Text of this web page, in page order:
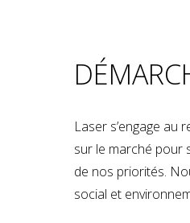
Laser s’engage au
sur le marché pour
de nos priorités.
social et